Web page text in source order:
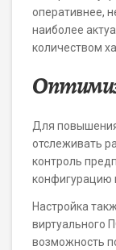
оперативнее,
наиболее
количеством
Для
отслеживать
контроль
конфигурацию
Настройка
виртуального
возможность